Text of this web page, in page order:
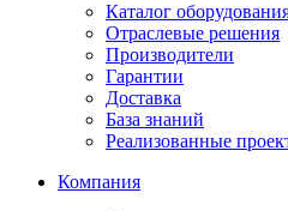
Каталог
Отраслевые решения
Производители
Гарантии
Доставка
База знаний
Реализованные
Компания